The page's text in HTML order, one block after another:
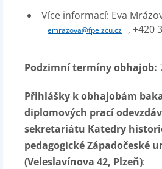
Více informací: Eva
emrazova@fpe.zcu.cz , +420
Podzimní termíny obhajob:
Přihlášky k obhajobám
diplomových prací
sekretariátu Katedry
pedagogické Západočeské
(Veleslavínova 42, Plzeň):